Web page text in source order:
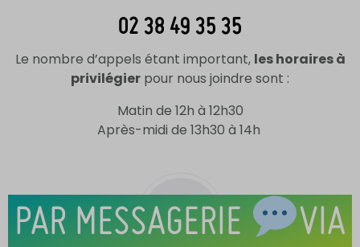
02 38 49 35 35
Le nombre d’appels étant important, les horaires à
privilégier pour nous joindre sont :
Matin de 12h à 12h30
Après-midi de 13h30 à 14h
PAR MESSAGERIE
VIA